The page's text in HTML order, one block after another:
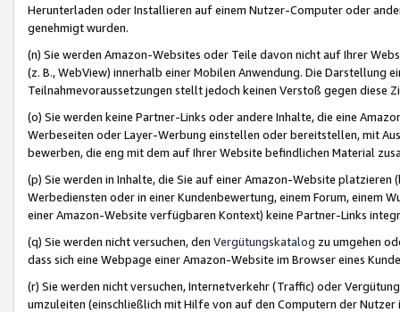
Herunterladen oder Installieren auf einem Nutzer-Computer oder
genehmigt wurden.
(n) Sie werden Amazon-Websites oder Teile davon nicht auf Ihrer
(z. B., WebView) innerhalb einer Mobilen Anwendung. Die Darstellung
Teilnahmevoraussetzungen stellt jedoch keinen Verstoß gegen diese
(o) Sie werden keine Partner-Links oder andere Inhalte, die eine
Werbeseiten oder Layer-Werbung einstellen oder bereitstellen, mit
bewerben, die eng mit dem auf Ihrer Website befindlichen Material
(p) Sie werden in Inhalte, die Sie auf einer Amazon-Website
Werbediensten oder in einer Kundenbewertung, einem Forum, einem
einer Amazon-Website verfügbaren Kontext) keine Partner-Links
(q) Sie werden nicht versuchen, den Vergütungskatalog zu umgehen
dass sich eine Webpage einer Amazon-Website im Browser eines
(r) Sie werden nicht versuchen, Internetverkehr (Traffic) oder
umzuleiten (einschließlich mit Hilfe von auf den Computern der